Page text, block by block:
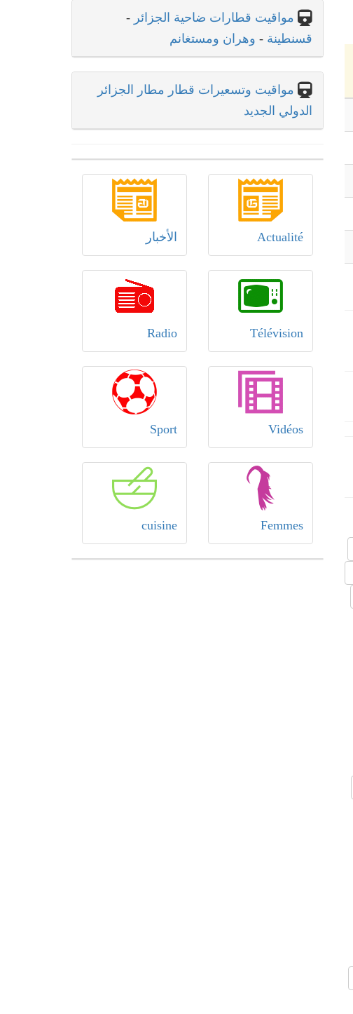
مواقيت قطارات ضاحية الجزائر -
قسنطينة - وهران ومستغانم
مواقيت وتسعيرات قطار مطار الجزائر
الدولي الجديد
Actualité الأخبار
Télévision
Radio
Vidéos
Sport
Femmes
cuisine